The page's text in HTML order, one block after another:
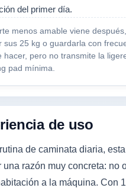
del primer día.
menos amable viene
sus 25 kg o guardarla con
hacer, pero no transmite la
pad mínima.
de uso
de caminata diaria,
una razón muy concreta: no
a la máquina. Con